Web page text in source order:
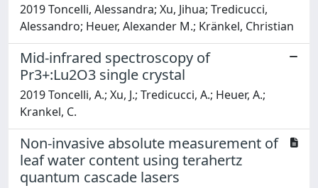
2019 Toncelli, Alessandra; Xu, Jihua; Tredicucci,
Alessandro; Heuer, Alexander M.; Kränkel, Christian
Mid-infrared spectroscopy of
Pr3+:Lu2O3 single crystal
2019 Toncelli, A.; Xu, J.; Tredicucci, A.; Heuer, A.;
Krankel, C.
Non-invasive absolute measurement of
leaf water content using terahertz
quantum cascade lasers